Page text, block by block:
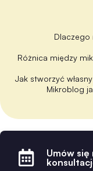
Dlaczego
Różnica między
Jak stworzyć
Mikroblog
Umów się